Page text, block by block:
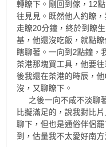
轉瞭下。剛回到傢，12
往見見。既然他人約瞭
走瞭20分鐘，終於到瞭
基，他還沒吃飯，就點
瞎聊著。一向到2點鐘，
茶港那塊買工具，他要
後我還在茶港的時辰，
沒，又聊瞭下。
之後一向不咸不淡聊
比擬滿足的，說我對比
聊下，但也是通俗伴侶
到，估量我不太愛好南